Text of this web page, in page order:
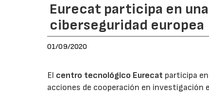
Eurecat participa en
ciberseguridad europea
01/09/2020
El centro tecnológico Eurecat participa
acciones de cooperación en investigación